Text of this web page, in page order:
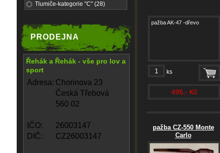
Tlumiče-kategorie "C" (28)
PRODEJNA
Řehák a Řehák - vše pro lov a
sport
Adresa: Chorinova 23
Česká Třebová
560 02
IČO:
26003147
DIČ:
CZ26003147
pažba AK-47 -dřevo
ks
495,- Kč
pažba CZ-550 Monte
Carlo